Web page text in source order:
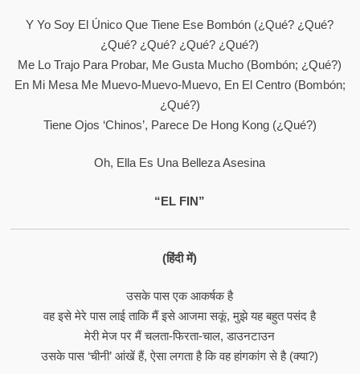
Y Yo Soy El Único Que Tiene Ese Bombón (¿Qué? ¿Qué?
¿Qué? ¿Qué? ¿Qué? ¿Qué?)
Me Lo Trajo Para Probar, Me Gusta Mucho (Bombón; ¿qué?)
En Mi Mesa Me Muevo-Muevo-Muevo, En El Centro (Bombón;
¿qué?)
Tiene Ojos ‘chinos’, Parece De Hong Kong (¿Qué?)
Oh, Ella Es Una Belleza Asesina
“EL FIN”
(हिंदी में)
उसके पास एक आकर्षक है
वह इसे मेरे पास लाई ताकि मैं इसे आजमा सकूं, मुझे यह बहुत पसंद है
मेरी मेज पर मैं चलता-फिरता-चाल, डाउनटाउन
उसके पास ‘चीनी’ आंखें हैं, ऐसा लगता है कि वह हांगकांग से है (क्या?)